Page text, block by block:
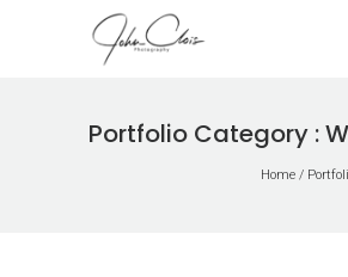
Portfolio Category :
Home /